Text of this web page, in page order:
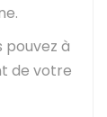
pouvez à
de votre